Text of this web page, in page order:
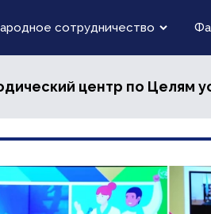
сотрудничество
центр по Целям